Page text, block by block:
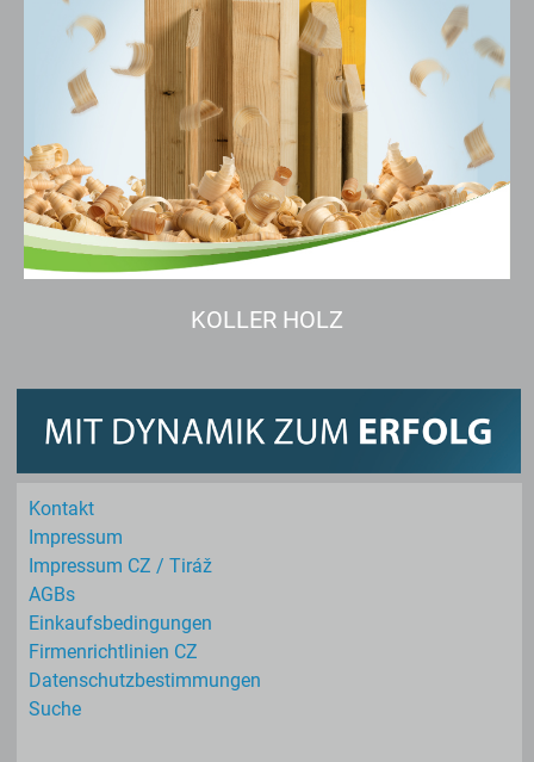
KOLLER HOLZ
Kontakt
Impressum
Impressum CZ / Tiráž
AGBs
Einkaufs­bedingungen
Firmenrichtlinien CZ
Datenschutz­bestimmungen
Suche